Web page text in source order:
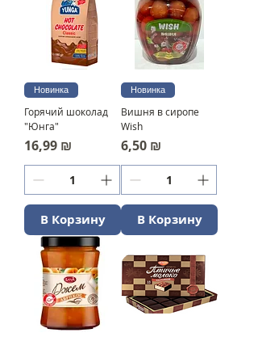
Новинка
Горячий шоколад
"Юнга"
Цена
16,99 ₪
В Корзину
Новинка
Вишня в сиропе
Wish
Цена
6,50 ₪
В Корзину